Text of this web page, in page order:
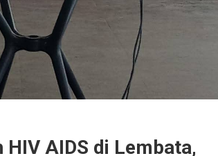
AIDS di Lembata,